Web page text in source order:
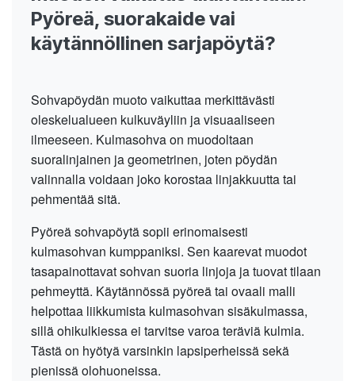
Pyöreä, suorakaide vai
käytännöllinen sarjapöytä?
Sohvapöydän muoto vaikuttaa merkittävästi
oleskelualueen kulkuväyliin ja visuaaliseen
ilmeeseen. Kulmasohva on muodoltaan
suoralinjainen ja geometrinen, joten pöydän
valinnalla voidaan joko korostaa linjakkuutta tai
pehmentää sitä.
Pyöreä sohvapöytä sopii erinomaisesti
kulmasohvan kumppaniksi. Sen kaarevat muodot
tasapainottavat sohvan suoria linjoja ja tuovat tilaan
pehmeyttä. Käytännössä pyöreä tai ovaali malli
helpottaa liikkumista kulmasohvan sisäkulmassa,
sillä ohikulkiessa ei tarvitse varoa teräviä kulmia.
Tästä on hyötyä varsinkin lapsiperheissä sekä
pienissä olohuoneissa.